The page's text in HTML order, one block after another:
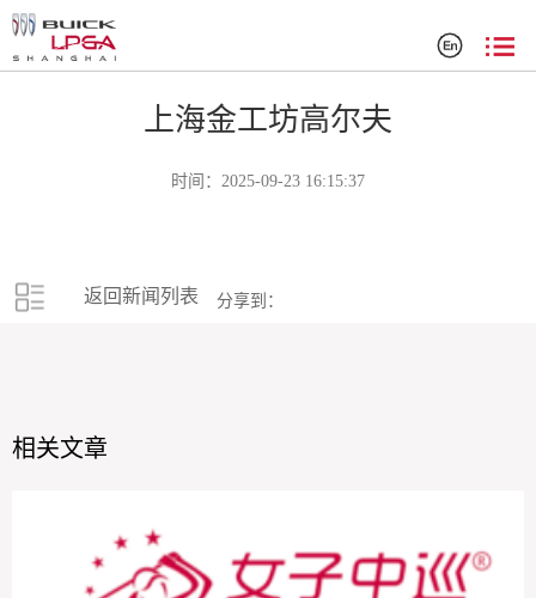
上海金工坊高尔夫
时间：2025-09-23 16:15:37
返回新闻列表 分享到：
相关文章